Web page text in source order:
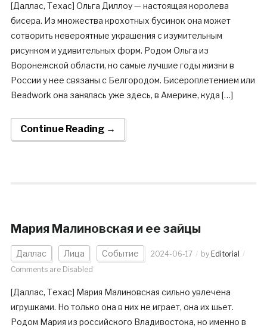
[Даллас, Техас] Ольга Диллоу — настоящая королева
бисера. Из множества крохотных бусинок она может
сотворить невероятные украшения с изумительным
рисунком и удивительных форм. Родом Ольга из
Воронежской области, но самые лучшие годы жизни в
России у нее связаны с Белгородом. Бисероплетением или
Beadwork она занялась уже здесь, в Америке, куда […]
Continue Reading →
Мария Малиновская и ее зайцы
Даллас Лица Событие 2024-06-17 by Editorial
Comments are Disabled
[Даллас, Техас] Мария Малиновская сильно увлечена
игрушками. Но только она в них не играет, она их шьет.
Родом Мария из российского Владивостока, но именно в